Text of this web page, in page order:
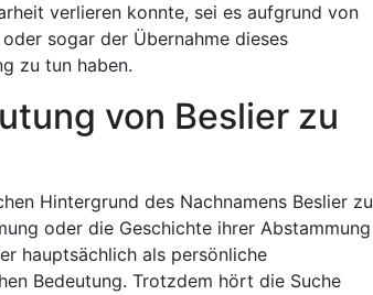
verlieren konnte, sei es aufgrund von
sogar der Übernahme dieses
zu tun haben.
von Beslier zu
Hintergrund des Nachnamens Beslier zu
oder die Geschichte ihrer Abstammung
hauptsächlich als persönliche
Bedeutung. Trotzdem hört die Suche